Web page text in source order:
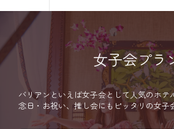
女子会プラ
バリアンといえば女子会として人気のホテ
念日・お祝い、推し会にもピッタリの女